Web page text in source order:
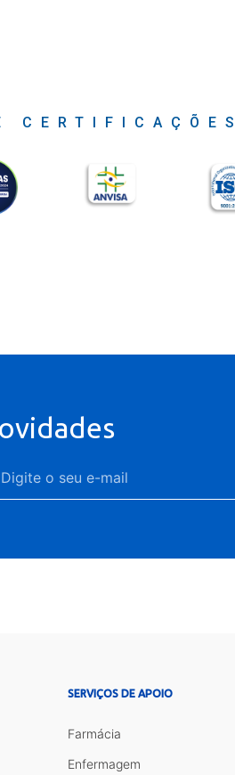
CERTIFICAÇÕES
SERVIÇOS DE APOIO
Farmácia
Enfermagem